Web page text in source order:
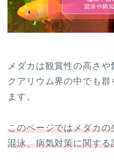
メダカは観賞性の高さ
クアリウム界の中でも
ます。
このページではメダカ
混泳、病気対策に関す